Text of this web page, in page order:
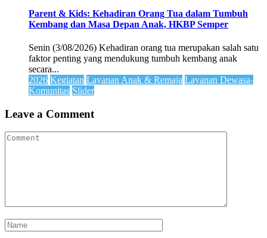
Parent & Kids: Kehadiran Orang Tua dalam Tumbuh
Kembang dan Masa Depan Anak, HKBP Semper
Senin (3/08/2026) Kehadiran orang tua merupakan salah satu
faktor penting yang mendukung tumbuh kembang anak
secara...
2026 Kegiatan Layanan Anak & Remaja Layanan Dewasa-
Komunitas Slider
Leave a Comment